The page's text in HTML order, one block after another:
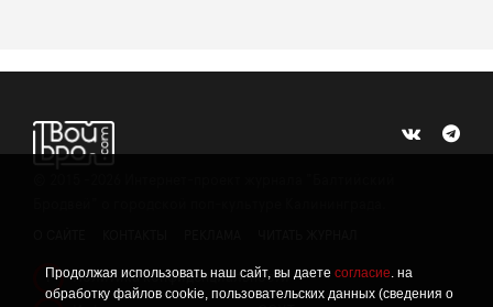
Продолжая использовать наш сайт, вы даете согласие. на
обработку файлов cookie, пользовательских данных (сведения о
! Политика конфиденциальности